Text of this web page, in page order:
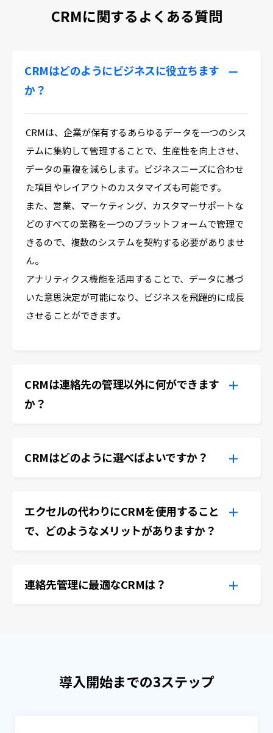
CRMに関するよくある質問
CRMはどのようにビジネスに役立ちます
か？
CRMは、企業が保有するあらゆるデータを一つのシス
テムに集約して管理することで、生産性を向上させ、
データの重複を減らします。ビジネスニーズに合わせ
た項目やレイアウトのカスタマイズも可能です。
また、営業、マーケティング、カスタマーサポートな
どのすべての業務を一つのプラットフォームで管理で
きるので、複数のシステムを契約する必要がありませ
ん。
アナリティクス機能を活用することで、データに基づ
いた意思決定が可能になり、ビジネスを飛躍的に成長
させることができます。
CRMは連絡先の管理以外に何ができます
か？
CRMはどのように選べばよいですか？
エクセルの代わりにCRMを使用すること
で、どのようなメリットがありますか？
連絡先管理に最適なCRMは？
導入開始までの3ステップ